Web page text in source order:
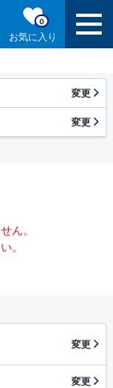
お気に入り
0
変更
変更
ん。
。
変更
変更